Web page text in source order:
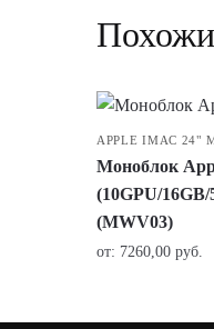
APPLE IMAC 24"
Моноблок
(10GPU/
(MWV03)
от: 7260,00руб.